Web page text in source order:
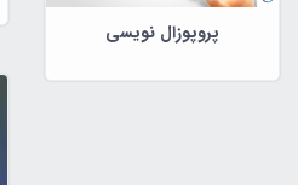
پروپوزال نویسی